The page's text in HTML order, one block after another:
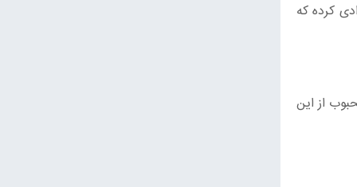
کرده که
از این